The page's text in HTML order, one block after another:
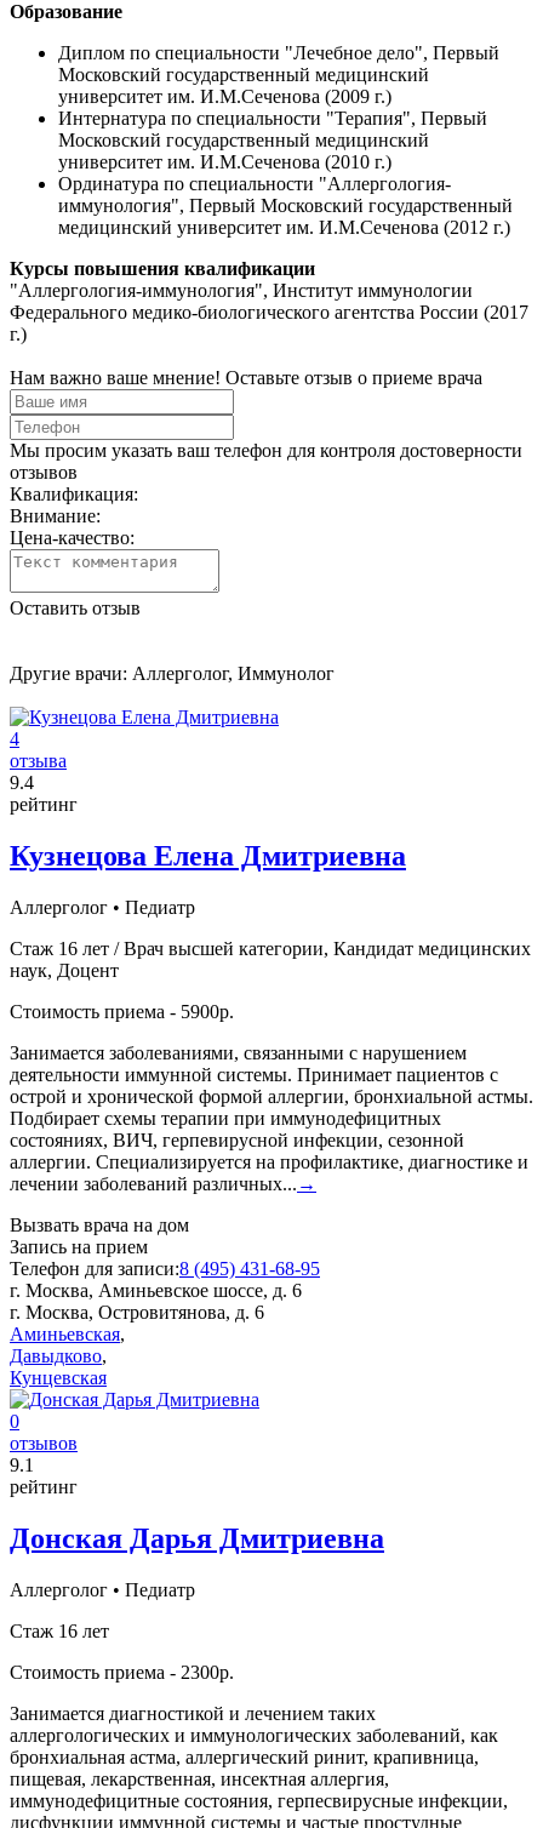
Образование
Диплом по специальности "Лечебное дело", Первый
Московский государственный медицинский
университет им. И.М.Сеченова (2009 г.)
Интернатура по специальности "Терапия", Первый
Московский государственный медицинский
университет им. И.М.Сеченова (2010 г.)
Ординатура по специальности "Аллергология-
иммунология", Первый Московский государственный
медицинский университет им. И.М.Сеченова (2012 г.)
Курсы повышения квалификации
"Аллергология-иммунология", Институт иммунологии
Федерального медико-биологического агентства России (2017
г.)
Нам важно ваше мнение! Оставьте отзыв о приеме врача
Мы просим указать ваш телефон для контроля достоверности
отзывов
Квалификация:
Внимание:
Цена-качество:
Оставить отзыв
Другие врачи: Аллерголог, Иммунолог
4
отзыва
9.4
рейтинг
Кузнецова Елена Дмитриевна
Аллерголог • Педиатр
Стаж 16 лет / Врач высшей категории, Кандидат медицинских
наук, Доцент
Стоимость приема - 5900р.
Занимается заболеваниями, связанными с нарушением
деятельности иммунной системы. Принимает пациентов с
острой и хронической формой аллергии, бронхиальной астмы.
Подбирает схемы терапии при иммунодефицитных
состояниях, ВИЧ, герпевирусной инфекции, сезонной
аллергии. Специализируется на профилактике, диагностике и
лечении заболеваний различных... →
Вызвать врача на дом
Запись на прием
Телефон для записи:8 (495) 431-68-95
г. Москва, Аминьевское шоссе, д. 6
г. Москва, Островитянова, д. 6
Аминьевская,
Давыдково,
Кунцевская
0
отзывов
9.1
рейтинг
Донская Дарья Дмитриевна
Аллерголог • Педиатр
Стаж 16 лет
Стоимость приема - 2300р.
Занимается диагностикой и лечением таких
аллергологических и иммунологических заболеваний, как
бронхиальная астма, аллергический ринит, крапивница,
пищевая, лекарственная, инсектная аллергия,
иммунодефицитные состояния, герпесвирусные инфекции,
дисфункции иммунной системы и частые простудные